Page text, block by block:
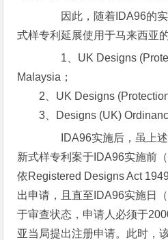
因此，随着IDA96的实
式样专利延展使用于马来西亚
1、UK Designs
Malaysia；
2、UK Designs (Protection)
3、Designs (UK)
IDA96实施后，虽上述
新式样专利案于IDA96实施前
依Registered Designs Act
出申请，且直至IDA96实施日
于审查状态，申请人必须于
亚当局提出注册申请。此时，